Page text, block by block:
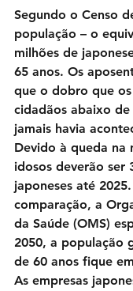
Segundo o Censo
população – o
milhões de
65 anos. Os
que o dobro que
cidadãos abaixo
jamais havia
Devido à queda na
idosos deverão ser
japoneses até
comparação, a
da Saúde (OMS)
2050, a população
de 60 anos fique
As empresas